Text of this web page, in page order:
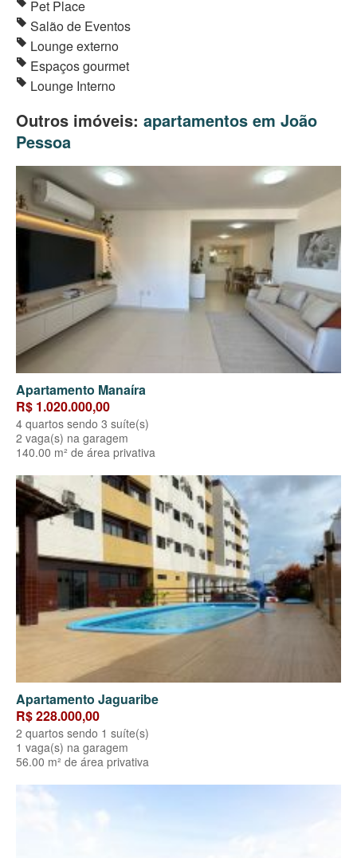
Pet Place
Salão de Eventos
Lounge externo
Espaços gourmet
Lounge Interno
Outros imóveis: apartamentos em João
Pessoa
Apartamento Manaíra
R$ 1.020.000,00
4 quartos sendo 3 suíte(s)
2 vaga(s) na garagem
140.00 m² de área privativa
Apartamento Jaguaribe
R$ 228.000,00
2 quartos sendo 1 suíte(s)
1 vaga(s) na garagem
56.00 m² de área privativa